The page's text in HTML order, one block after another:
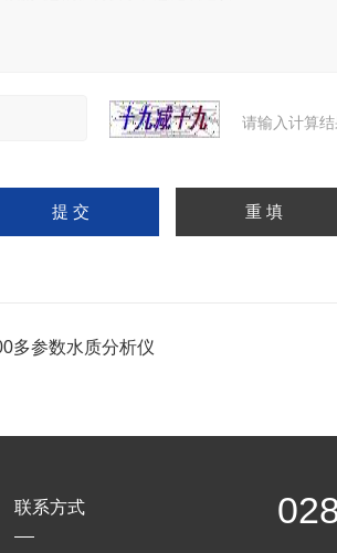
请输入计算
多参数水质分析仪
联系方式